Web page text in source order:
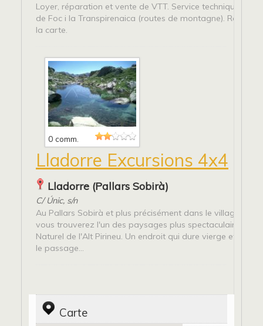
Loyer, réparation et vente de VTT. Service technique de
de Foc i la Transpirenaica (routes de montagne). Routes
la carte.
0 comm.
Lladorre Excursions 4x4
Lladorre (Pallars Sobirà)
C/ Únic, s/n
Au Pallars Sobirà et plus précisément dans le village de
vous trouverez l'un des paysages plus spectaculaires
Naturel de l'Alt Pirineu. Un endroit qui dure vierge et
le passage...
Carte